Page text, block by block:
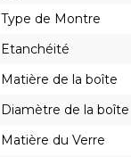
Type de Montre
Etanchéité
Matière de la boîte
Diamètre de la boîte
Matière du Verre